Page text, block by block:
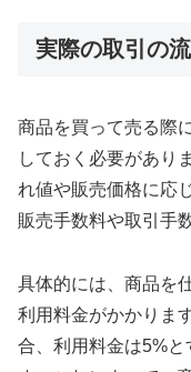
実際の取引の
商品を買って売る際
しておく必要があり
れ値や販売価格に応
販売手数料や取引手
具体的には、商品を
利用料金がかかりま
合、利用料金は5%と